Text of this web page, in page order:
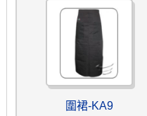
圍裙-KA9